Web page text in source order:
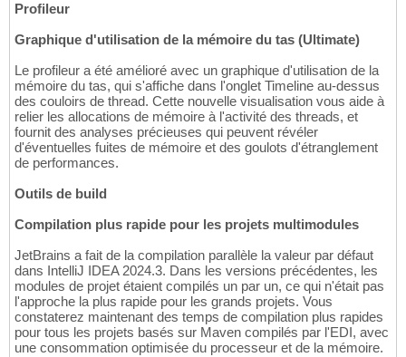
Profileur
Graphique d'utilisation de la mémoire du tas (Ultimate)
Le profileur a été amélioré avec un graphique d'utilisation de la
mémoire du tas, qui s'affiche dans l'onglet Timeline au-dessus
des couloirs de thread. Cette nouvelle visualisation vous aide à
relier les allocations de mémoire à l'activité des threads, et
fournit des analyses précieuses qui peuvent révéler
d'éventuelles fuites de mémoire et des goulots d'étranglement
de performances.
Outils de build
Compilation plus rapide pour les projets multimodules
JetBrains a fait de la compilation parallèle la valeur par défaut
dans IntelliJ IDEA 2024.3. Dans les versions précédentes, les
modules de projet étaient compilés un par un, ce qui n'était pas
l'approche la plus rapide pour les grands projets. Vous
constaterez maintenant des temps de compilation plus rapides
pour tous les projets basés sur Maven compilés par l'EDI, avec
une consommation optimisée du processeur et de la mémoire.